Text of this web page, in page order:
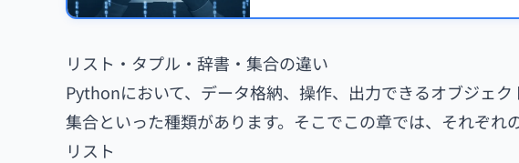
リスト・タプル・辞書・集合の違い
Pythonにおいて、データ格納、操作、出力できるオブジェク
集合といった種類があります。そこでこの章では、それぞれ
リスト